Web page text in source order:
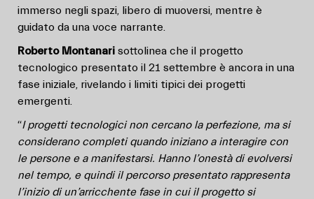
immerso negli spazi, libero di muoversi, mentre è
guidato da una voce narrante.
Roberto Montanari sottolinea che il progetto
tecnologico presentato il 21 settembre è ancora in una
fase iniziale, rivelando i limiti tipici dei progetti
emergenti.
“I progetti tecnologici non cercano la perfezione, ma si
considerano completi quando iniziano a interagire con
le persone e a manifestarsi. Hanno l’onestà di evolversi
nel tempo, e quindi il percorso presentato rappresenta
l’inizio di un’arricchente fase in cui il progetto si